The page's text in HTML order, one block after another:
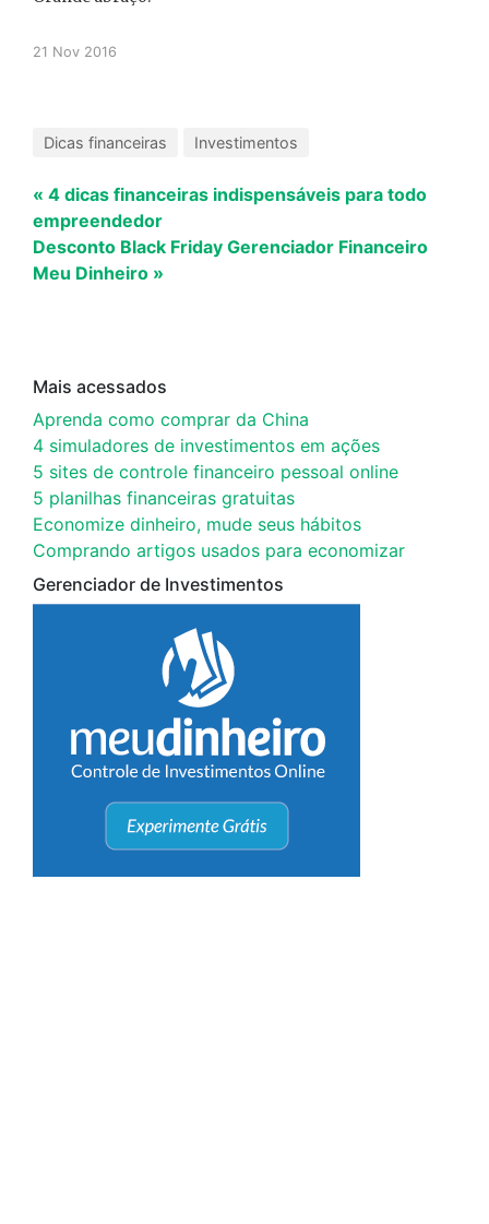
21 Nov 2016
Dicas financeiras Investimentos
« 4 dicas financeiras indispensáveis para todo
empreendedor
Desconto Black Friday Gerenciador Financeiro
Meu Dinheiro »
Mais acessados
Aprenda como comprar da China
4 simuladores de investimentos em ações
5 sites de controle financeiro pessoal online
5 planilhas financeiras gratuitas
Economize dinheiro, mude seus hábitos
Comprando artigos usados para economizar
Gerenciador de Investimentos